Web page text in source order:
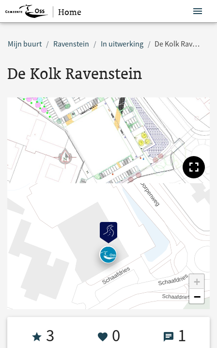
Sla navigatie over
Home
Mijn buurt Ravenstein In uitwerking De Kolk Ravenstein
De Kolk Ravenstein
+
−
Populariteit 3
3 0 Goed idee
0 1 1